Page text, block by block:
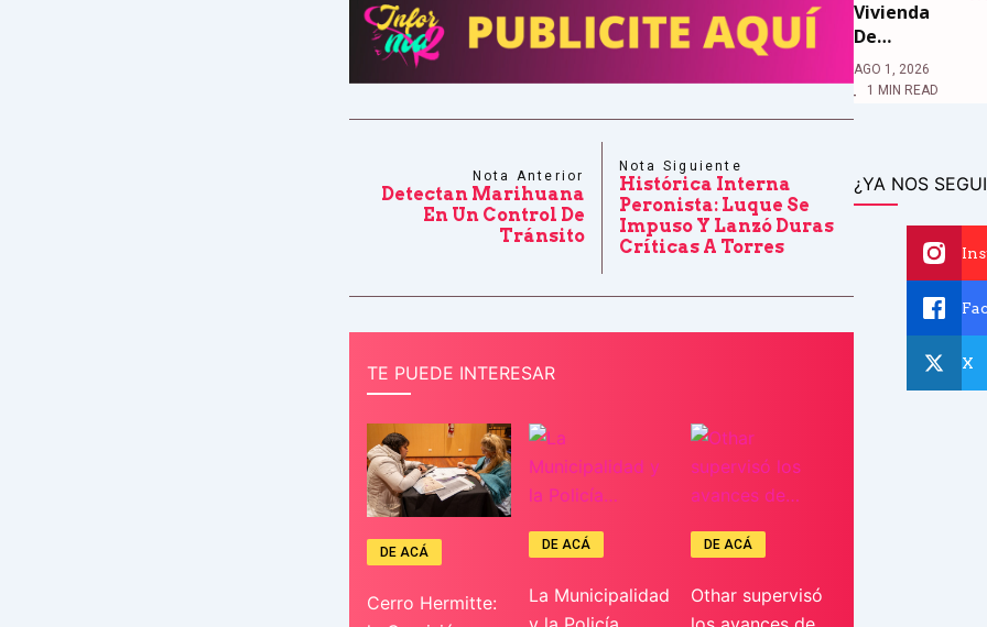
Nota Anterior
Detectan Marihuana
En Un Control De
Tránsito
Nota Siguiente
Histórica Interna
Peronista: Luque Se
Impuso Y Lanzó Duras
Críticas A Torres
TE PUEDE INTERESAR
DE ACÁ
Cerro Hermitte:
DE ACÁ
La Municipalidad
DE ACÁ
Othar supervisó
Vivienda
De…
AGO 1, 2026
1 MIN READ
¿YA NOS
X